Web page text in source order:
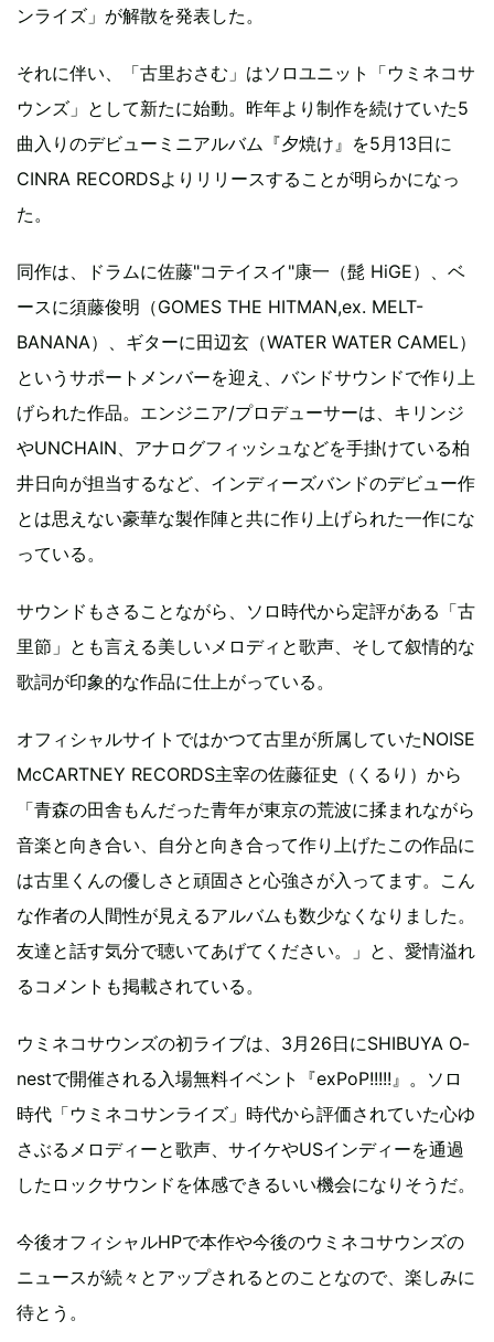
ンライズ」が解散を発表した。
それに伴い、「古里おさむ」はソロユニット「ウミネコサ
ウンズ」として新たに始動。昨年より制作を続けていた5
曲入りのデビューミニアルバム『夕焼け』を5月13日に
CINRA RECORDSよりリリースすることが明らかになっ
た。
同作は、ドラムに佐藤"コテイスイ"康一（髭 HiGE）、ベ
ースに須藤俊明（GOMES THE HITMAN,ex. MELT-
BANANA）、ギターに田辺玄（WATER WATER CAMEL）
というサポートメンバーを迎え、バンドサウンドで作り上
げられた作品。エンジニア/プロデューサーは、キリンジ
やUNCHAIN、アナログフィッシュなどを手掛けている柏
井日向が担当するなど、インディーズバンドのデビュー作
とは思えない豪華な製作陣と共に作り上げられた一作にな
っている。
サウンドもさることながら、ソロ時代から定評がある「古
里節」とも言える美しいメロディと歌声、そして叙情的な
歌詞が印象的な作品に仕上がっている。
オフィシャルサイトではかつて古里が所属していたNOISE
McCARTNEY RECORDS主宰の佐藤征史（くるり）から
「青森の田舎もんだった青年が東京の荒波に揉まれながら
音楽と向き合い、自分と向き合って作り上げたこの作品に
は古里くんの優しさと頑固さと心強さが入ってます。こん
な作者の人間性が見えるアルバムも数少なくなりました。
友達と話す気分で聴いてあげてください。」と、愛情溢れ
るコメントも掲載されている。
ウミネコサウンズの初ライブは、3月26日にSHIBUYA O-
nestで開催される入場無料イベント『exPoP!!!!!』。ソロ
時代「ウミネコサンライズ」時代から評価されていた心ゆ
さぶるメロディーと歌声、サイケやUSインディーを通過
したロックサウンドを体感できるいい機会になりそうだ。
今後オフィシャルHPで本作や今後のウミネコサウンズの
ニュースが続々とアップされるとのことなので、楽しみに
待とう。